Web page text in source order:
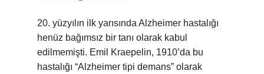
20. yüzyılın ilk yarısında Alzheimer hastalığı
henüz bağımsız bir tanı olarak kabul
edilmemişti. Emil Kraepelin, 1910’da bu
hastalığı “Alzheimer tipi demans” olarak